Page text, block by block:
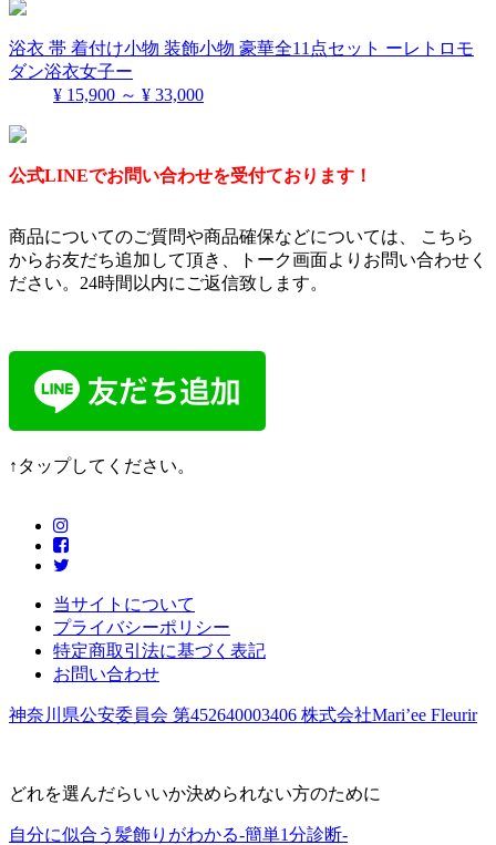
浴衣 帯 着付け小物 装飾小物 豪華全11点セット ーレトロモ
ダン浴衣女子ー
¥ 15,900 ～ ¥ 33,000
公式LINEでお問い合わせを受付ております！
商品についてのご質問や商品確保などについては、 こちら
からお友だち追加して頂き、トーク画面よりお問い合わせく
ださい。24時間以内にご返信致します。
↑タップしてください。
当サイトについて
プライバシーポリシー
特定商取引法に基づく表記
お問い合わせ
神奈川県公安委員会 第452640003406 株式会社Mari’ee Fleurir
どれを選んだらいいか決められない方のために
自分に似合う髪飾りがわかる-簡単1分診断-